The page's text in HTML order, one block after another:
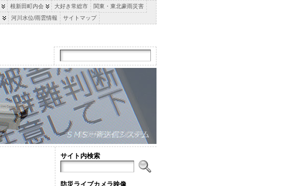
根新田町内会 大好き常総市
関東・東北豪雨災害
河川水位/雨雲情報 サイトマップ
サイト内検索
防災ライブカメラ映像